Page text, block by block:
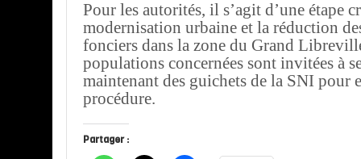
Pour les autorités, il s’agit d’une étape
modernisation urbaine et la réduction
fonciers dans la zone du Grand
populations concernées sont invitées à
maintenant des guichets de la SNI pour
procédure.
Partager :